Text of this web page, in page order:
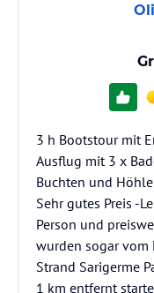
3 h Bootstour mit
Ausflug mit 3 x
Buchten und
Sehr gutes Preis -
Person und
wurden sogar vom
Strand Sarigerme
1 km entfernt